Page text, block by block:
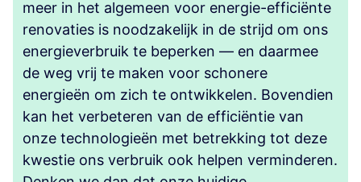
meer in het algemeen voor energie-efficiënte
renovaties is noodzakelijk in de strijd om ons
energieverbruik te beperken — en daarmee
de weg vrij te maken voor schonere
energieën om zich te ontwikkelen. Bovendien
kan het verbeteren van de efficiëntie van
onze technologieën met betrekking tot deze
kwestie ons verbruik ook helpen verminderen.